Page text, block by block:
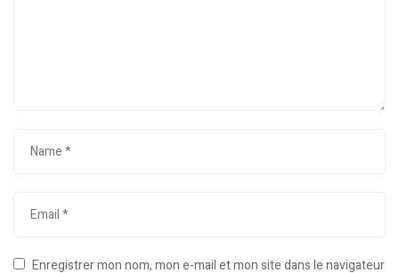
Enregistrer mon nom, mon e-mail et mon site dans le navigateur